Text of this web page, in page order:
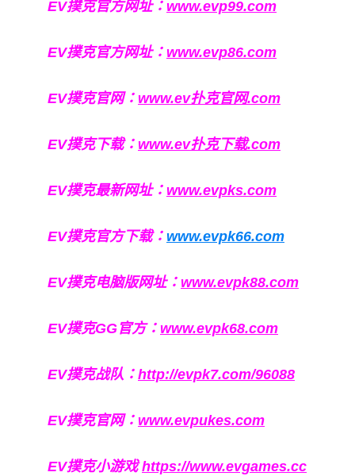
EV撲克官方网址： www.evp99.com
EV撲克官方网址： www.evp86.com
EV撲克官网： www.ev扑克官网.com
EV撲克下载： www.ev扑克下载.com
EV撲克最新网址： www.evpks.com
EV撲克官方下载： www.evpk66.com
EV撲克电脑版网址： www.evpk88.com
EV撲克GG官方： www.evpk68.com
EV撲克战队： http://evpk7.com/96088
EV撲克官网： www.evpukes.com
EV撲克小游戏https://www.evgames.cc